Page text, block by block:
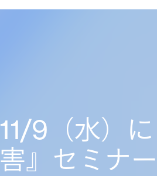
11/9（水）
害』セミナ